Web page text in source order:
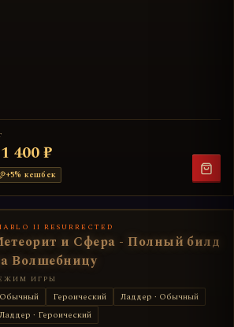
400 ₽
+5% кешбек
II RESURRECTED
и Сфера - Полный билд
Волшебницу
ИГРЫ
Обычный Героический
Ладдер · Обычный
Ладдер · Героический